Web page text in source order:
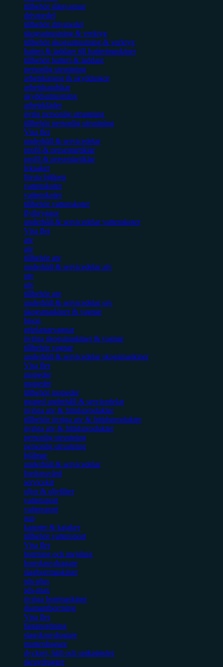
tillbehör släpvagnar
drivmedel
tillbehör drivmedel
skogsutrustning & verktyg
tillbehör skogsutrustning & verktyg
batteri & laddare till batterimaskiner
tillbehör batteri & laddare
personlig utrustning
arbetskängor & skyddsskor
arbetshandskar
skyddsutrustning
arbetskläder
övrig personlig utrustning
tillbehör personlig utrustning
Visa fler
underhåll & servicedelar
profil & presentartiklar
profil & presentartiklar
leksaker
första hjälpen
vattenskoter
vattenskoter
tillbehör vattenskoter
flytbryggor
underhåll & servicedelar vattenskoter
Visa fler
atv
atv
tillbehör atv
underhåll & servicedelar atv
utv
utv
tillbehör utv
underhåll & servicedelar ssv
skogsmaskiner & vagnar
bison
griplastarvagnar
övriga skogsmaskiner & vagnar
tillbehör vagnar
underhåll & servicedelar skogsmaskiner
Visa fler
mopeder
mopeder
tillbehör mopeder
moped underhåll & servicedelar
övriga atv & fritidsprodukter
tillbehör övriga atv & fritidsprodukter
övriga atv & fritidsprodukter
personlig utrustning
personlig utrustning
hjälmar
underhåll & servicedelar
fordonsvård
servicekit
oljor & oljefilter
vattensport
vattensport
sup
kanoter & kajaker
tillbehör vattensport
Visa fler
borrning och mejsling
borrskruvdragare
slagborrmaskiner
sds-plus
sds-max
övriga borrmaskiner
diamantborrning
Visa fler
fästanordning
slagskruvdragare
mutterdragare
dyckert, häft och spikpistoler
skruvdragare